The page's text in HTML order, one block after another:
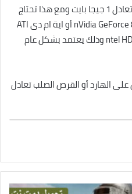
الرامات أو الذاكرة العشوائية التي تعادل 1 جيجا بايت ومع هذا تحتاج
إلى كارت الشاشة من نيفيديا nVidia GeForce 8800 أو اية ام دى ATI
Radeon X1600 أو ntel HD Graphics 2000 وذلك يعتمد بشكل عام
الهارد أو القرص الصلب تعادل